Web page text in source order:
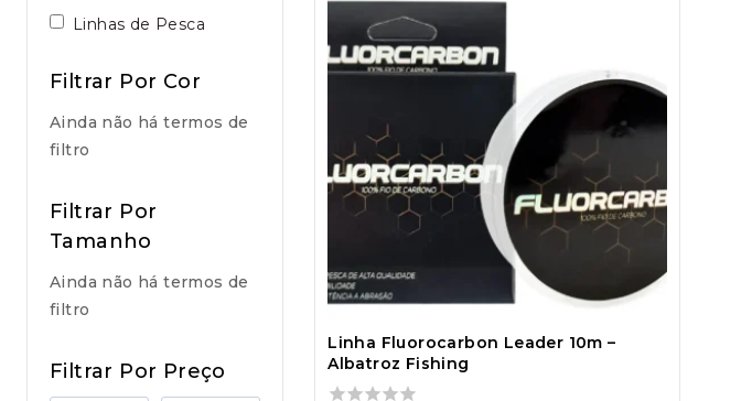
Linha Fluorocarbon Leader 10m –
Albatroz Fishing
Linhas de Pesca
Filtrar Por Cor
Ainda não há termos de
filtro
Filtrar Por
Tamanho
Ainda não há termos de
filtro
Filtrar Por Preço